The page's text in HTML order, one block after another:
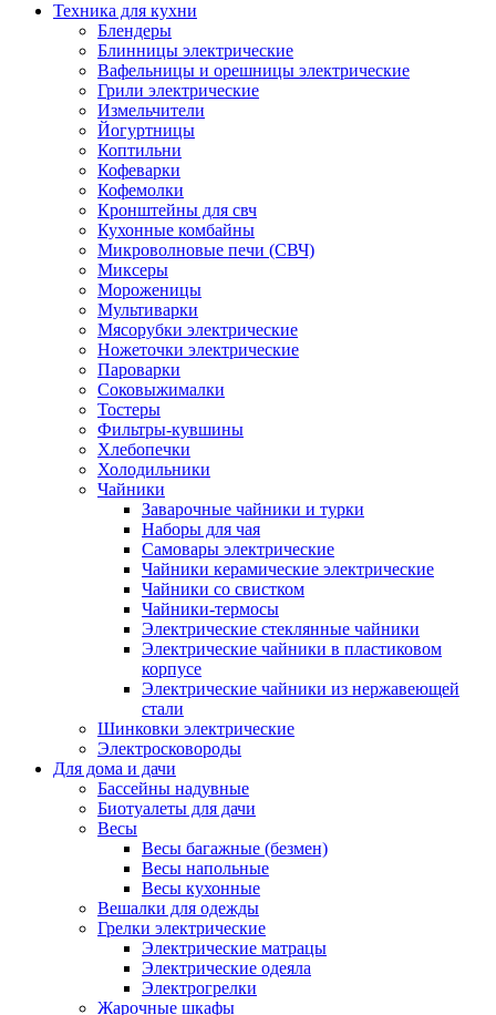
Техника для кухни
Блендеры
Блинницы электрические
Вафельницы и орешницы электрические
Грили электрические
Измельчители
Йогуртницы
Коптильни
Кофеварки
Кофемолки
Кронштейны для свч
Кухонные комбайны
Микроволновые печи (СВЧ)
Миксеры
Мороженицы
Мультиварки
Мясорубки электрические
Ножеточки электрические
Пароварки
Соковыжималки
Тостеры
Фильтры-кувшины
Хлебопечки
Холодильники
Чайники
Заварочные чайники и турки
Наборы для чая
Самовары электрические
Чайники керамические электрические
Чайники со свистком
Чайники-термосы
Электрические стеклянные чайники
Электрические чайники в пластиковом
корпусе
Электрические чайники из нержавеющей
стали
Шинковки электрические
Электросковороды
Для дома и дачи
Бассейны надувные
Биотуалеты для дачи
Весы
Весы багажные (безмен)
Весы напольные
Весы кухонные
Вешалки для одежды
Грелки электрические
Электрические матрацы
Электрические одеяла
Электрогрелки
Жарочные шкафы